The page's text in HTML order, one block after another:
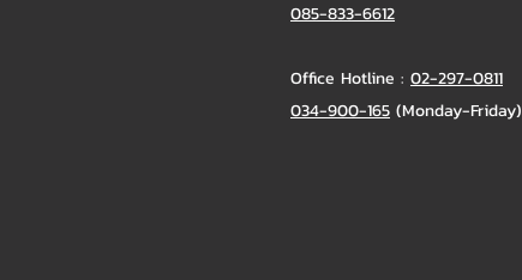
085-833-6612
Office Hotline : 02-297-0811
034-900-165 (Monday-Friday)